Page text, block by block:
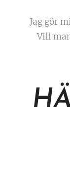
🧬 Jag gör
Vill